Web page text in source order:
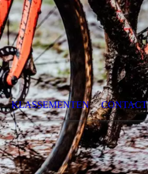
KLASSEMENTEN CONTACT